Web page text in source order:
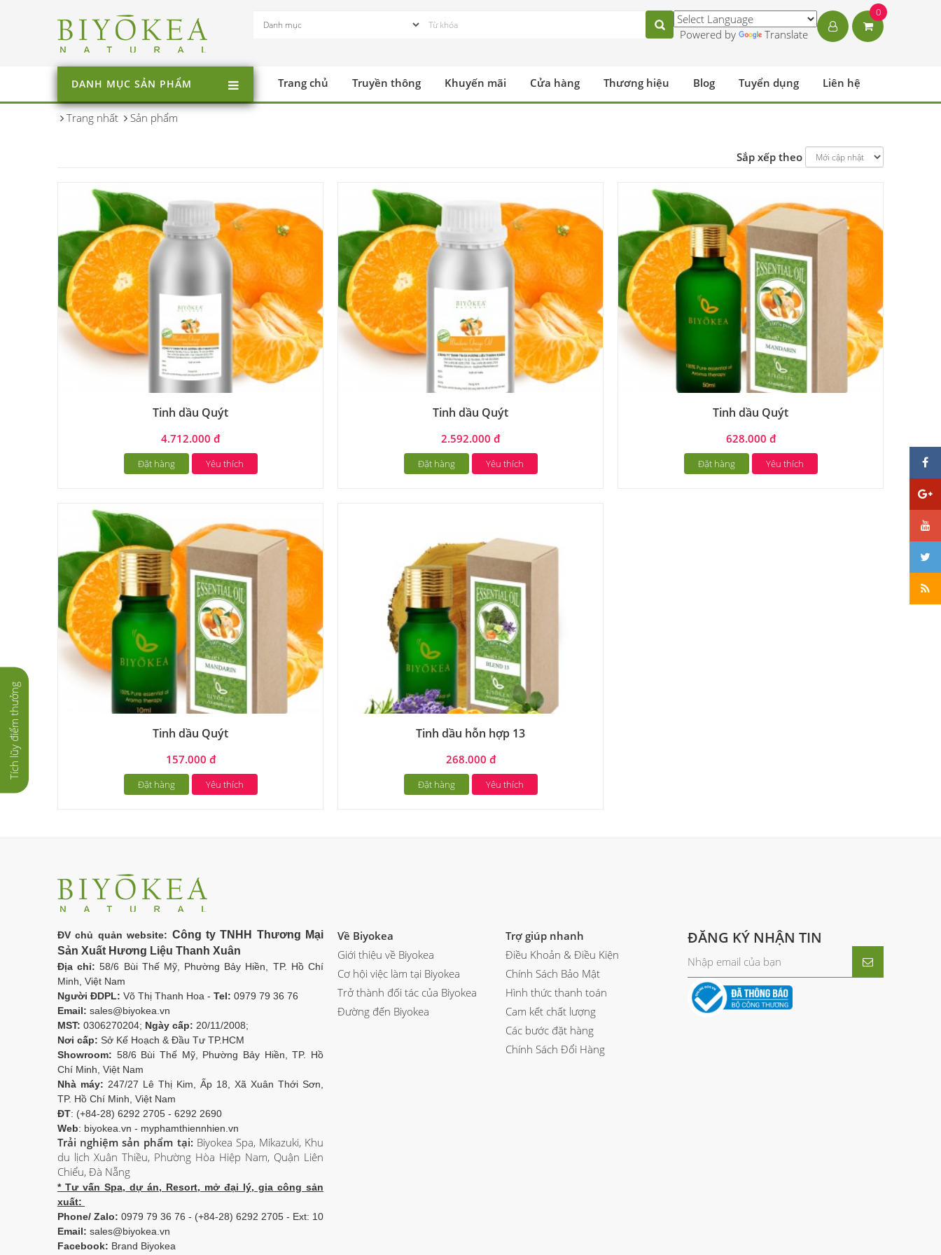
Powered by Translate
0
DANH MỤC SẢN PHẨM Trang chủ Truyền thông Khuyến mãi Cửa hàng Thương hiệu Blog Tuyển dụng Liên hệ
Trang nhất Sản phẩm
Sắp xếp theo
Tinh dầu Quýt
4.712.000 đ
Đặt hàng Yêu thích
Tinh dầu Quýt
2.592.000 đ
Đặt hàng Yêu thích
Tinh dầu Quýt
628.000 đ
Đặt hàng Yêu thích
Tinh dầu Quýt
157.000 đ
Đặt hàng Yêu thích
Tinh dầu hỗn hợp 13
268.000 đ
Đặt hàng Yêu thích
Tích lũy điểm thưởng
ĐV chủ quản website: Công ty TNHH Thương Mại
Sản Xuất Hương Liệu Thanh Xuân
Địa chỉ:58/6 Bùi Thế Mỹ, Phường Bảy Hiền, TP. Hồ Chí
Minh, Việt Nam
Người ĐDPL: Võ Thị Thanh Hoa - Tel: 0979 79 36 76
Email: sales@biyokea.vn
MST: 0306270204; Ngày cấp: 20/11/2008;
Nơi cấp: Sở Kế Hoạch & Đầu Tư TP.HCM
Showroom: 58/6 Bùi Thế Mỹ, Phường Bảy Hiền, TP. Hồ
Chí Minh, Việt Nam
Nhà máy: 247/27 Lê Thị Kim, Ấp 18, Xã Xuân Thới Sơn,
TP. Hồ Chí Minh, Việt Nam
ĐT: (+84-28) 6292 2705 - 6292 2690
Web: biyokea.vn - myphamthiennhien.vn
Trải nghiệm sản phẩm tại: Biyokea Spa, Mikazuki, Khu
du lịch Xuân Thiều, Phường Hòa Hiệp Nam, Quận Liên
Chiểu, Đà Nẵng
* Tư vấn Spa, dự án, Resort, mở đại lý, gia công sản
xuất:
Phone/ Zalo: 0979 79 36 76 - (+84-28) 6292 2705 - Ext: 10
Email: sales@biyokea.vn
Facebook: Brand Biyokea
Về Biyokea
Giới thiệu về Biyokea
Cơ hội việc làm tại Biyokea
Trở thành đối tác của Biyokea
Đường đến Biyokea
Trợ giúp nhanh
Điều Khoản & Điều Kiện
Chính Sách Bảo Mật
Hình thức thanh toán
Cam kết chất lượng
Các bước đặt hàng
Chính Sách Đổi Hàng
ĐĂNG KÝ NHẬN TIN